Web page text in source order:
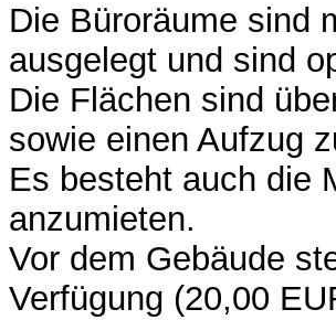
Die Büroräume sind
ausgelegt und sind
Die Flächen sind
sowie einen Aufzug
Es besteht auch die
anzumieten.
Vor dem Gebäude
Verfügung (20,00